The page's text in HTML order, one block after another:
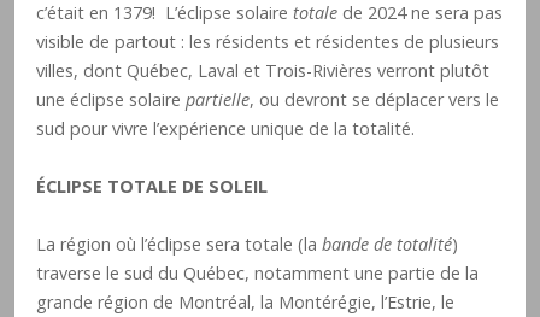
c’était en 1379! L’éclipse solaire totale de 2024 ne sera pas
visible de partout : les résidents et résidentes de plusieurs
villes, dont Québec, Laval et Trois-Rivières verront plutôt
une éclipse solaire partielle, ou devront se déplacer vers le
sud pour vivre l’expérience unique de la totalité.
ÉCLIPSE TOTALE DE SOLEIL
La région où l’éclipse sera totale (la bande de totalité)
traverse le sud du Québec, notamment une partie de la
grande région de Montréal, la Montérégie, l’Estrie, le